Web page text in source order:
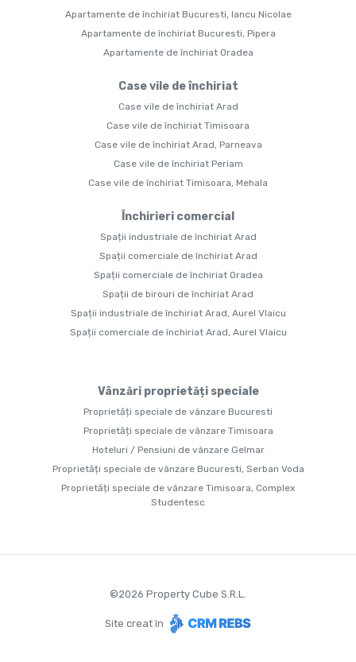
Apartamente de închiriat Bucuresti, Iancu Nicolae
Apartamente de închiriat Bucuresti, Pipera
Apartamente de închiriat Oradea
Case vile de închiriat
Case vile de închiriat Arad
Case vile de închiriat Timisoara
Case vile de închiriat Arad, Parneava
Case vile de închiriat Periam
Case vile de închiriat Timisoara, Mehala
Închirieri comercial
Spații industriale de închiriat Arad
Spații comerciale de închiriat Arad
Spații comerciale de închiriat Oradea
Spații de birouri de închiriat Arad
Spații industriale de închiriat Arad, Aurel Vlaicu
Spații comerciale de închiriat Arad, Aurel Vlaicu
Vânzări proprietăți speciale
Proprietăți speciale de vânzare Bucuresti
Proprietăți speciale de vânzare Timisoara
Hoteluri / Pensiuni de vânzare Gelmar
Proprietăți speciale de vânzare Bucuresti, Serban Voda
Proprietăți speciale de vânzare Timisoara, Complex
Studentesc
©2026 Property Cube S.R.L.
Site creat în